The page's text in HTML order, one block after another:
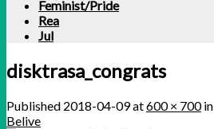
Feminist/Pride
Rea
Jul
disktrasa_congrats
Published 2018-04-09at600 × 700in
Belive